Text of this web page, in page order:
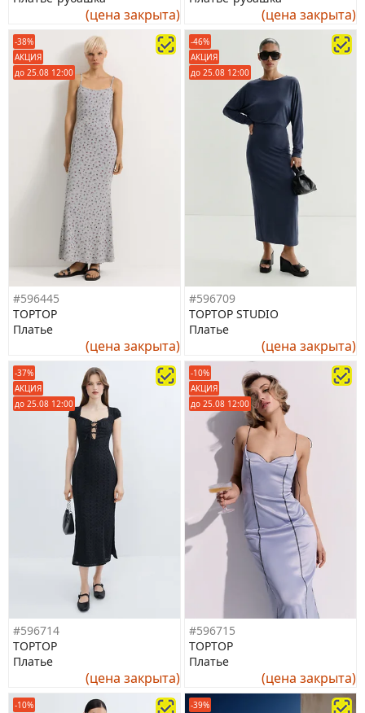
(цена закрыта) (цена закрыта)
-38%
АКЦИЯ
до 25.08 12:00
#596445
TOPTOP
Платье
(цена закрыта)
-46%
АКЦИЯ
до 25.08 12:00
#596709
TOPTOP STUDIO
Платье
(цена закрыта)
-37%
АКЦИЯ
до 25.08 12:00
#596714
TOPTOP
Платье
(цена закрыта)
-10%
АКЦИЯ
до 25.08 12:00
#596715
TOPTOP
Платье
(цена закрыта)
-10%
-39%